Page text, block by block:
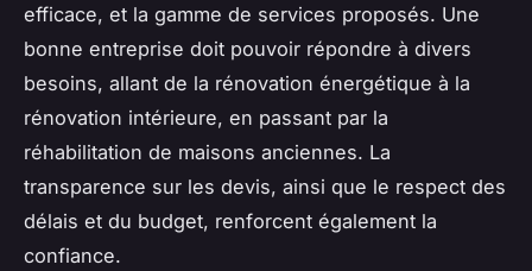
efficace, et la gamme de services proposés. Une
bonne entreprise doit pouvoir répondre à divers
besoins, allant de la rénovation énergétique à la
rénovation intérieure, en passant par la
réhabilitation de maisons anciennes. La
transparence sur les devis, ainsi que le respect des
délais et du budget, renforcent également la
confiance.